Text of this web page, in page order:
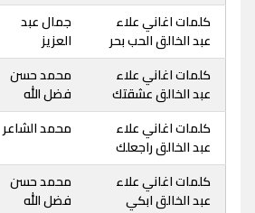
كلمات اغاني علاء
عبد الخالق الحب بحر
جمال عبد
العزيز
كلمات اغاني علاء
عبد الخالق عشقتك
محمد حسن
فضل الله
كلمات اغاني علاء
عبد الخالق راجعلك
محمد الشاعر
كلمات اغاني علاء
عبد الخالق ابكي
محمد حسن
فضل الله